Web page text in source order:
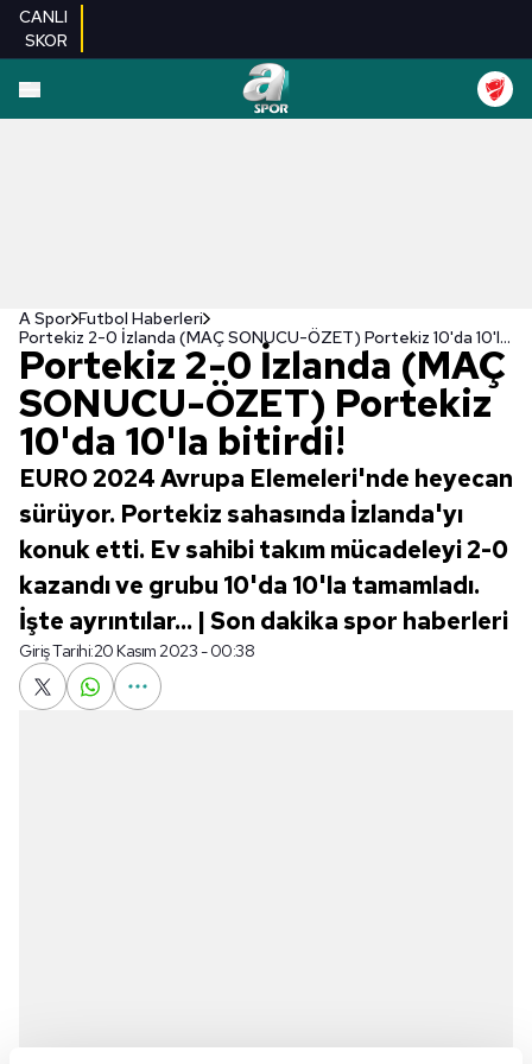
CANLI
SKOR
A Spor Futbol Haberleri
Portekiz 2-0 İzlanda (MAÇ SONUCU-ÖZET) Portekiz 10'da 10'la bitirdi!
Portekiz 2-0 İzlanda (MAÇ
SONUCU-ÖZET) Portekiz
10'da 10'la bitirdi!
EURO 2024 Avrupa Elemeleri'nde heyecan
sürüyor. Portekiz sahasında İzlanda'yı
konuk etti. Ev sahibi takım mücadeleyi 2-0
kazandı ve grubu 10'da 10'la tamamladı.
İşte ayrıntılar... | Son dakika spor haberleri
Giriş Tarihi:20 Kasım 2023 - 00:38